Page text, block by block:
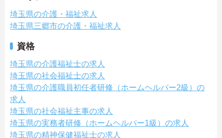
埼玉県の介護・福祉求人
埼玉県三郷市の介護・福祉求人
資格
埼玉県の介護福祉士の求人
埼玉県の社会福祉士の求人
埼玉県の介護職員初任者研修（ホームヘルパー2級）の
求人
埼玉県の社会福祉主事の求人
埼玉県の実務者研修（ホームヘルパー1級）の求人
埼玉県の精神保健福祉士の求人